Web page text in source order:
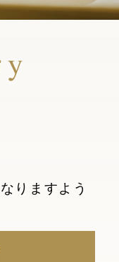
りますよう